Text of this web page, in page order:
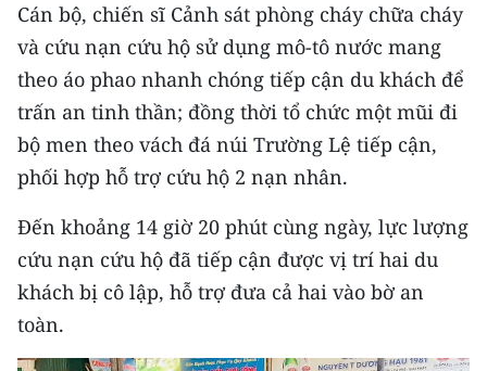
Media Văn hóa
Media Xã hội
Media Pháp luật
Media Du lịch
Media Thế giới
Media Thể thao
Media Giáo dục
Media Y tế
Cán bộ, chiến sĩ Cảnh sát phòng cháy chữa cháy
và cứu nạn cứu hộ sử dụng mô-tô nước mang
theo áo phao nhanh chóng tiếp cận du khách để
trấn an tinh thần; đồng thời tổ chức một mũi đi
bộ men theo vách đá núi Trường Lệ tiếp cận,
phối hợp hỗ trợ cứu hộ 2 nạn nhân.
Đến khoảng 14 giờ 20 phút cùng ngày, lực lượng
cứu nạn cứu hộ đã tiếp cận được vị trí hai du
khách bị cô lập, hỗ trợ đưa cả hai vào bờ an
toàn.